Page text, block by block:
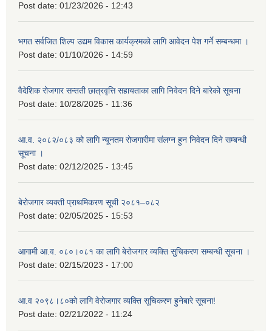
Post date: 01/23/2026 - 12:43
भगत सर्वजित शिल्प उद्यम विकास कार्यक्रमको लागि आवेदन पेश गर्ने सम्बन्धमा ।
Post date: 01/10/2026 - 14:59
वैदेशिक रोजगार सन्तती छात्रवृत्ति सहायताका लागि निवेदन दिने बारेको सूचना
Post date: 10/28/2025 - 11:36
आ.व. २०८२/०८३ को लागि न्यूनतम रोजगारीमा संलग्न हुन निवेदन दिने सम्बन्धी
सूचना ।
Post date: 02/12/2025 - 13:45
बेरोजगार व्यक्ती प्राथमिकरण सूची २०८१–०८२
Post date: 02/05/2025 - 15:53
आगामी आ.व. ०८०।०८१ का लागि बेरोजगार व्यक्ति सुचिकरण सम्बन्धी सूचना ।
Post date: 02/15/2023 - 17:00
आ.व २०९८।८०को लागि वेरोजगार व्यक्ति सूचिकरण हुनेबारे सूचना!
Post date: 02/21/2022 - 11:24